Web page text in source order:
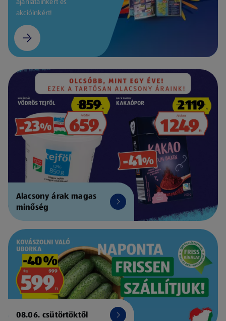
akcióinkért!
Alacsony árak magas
minőség
08.06. csütörtöktől